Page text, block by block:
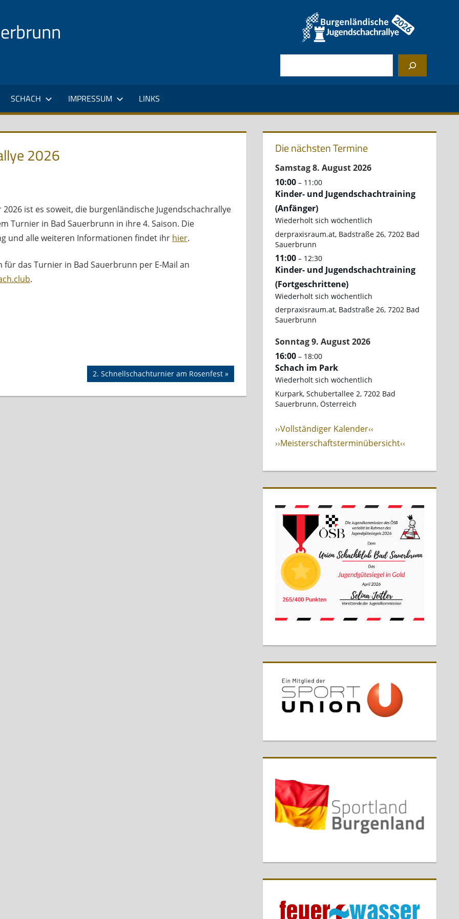
SCHACH IMPRESSUM LINKS
2026
2026 ist es soweit, die burgenländische Jugendschachrallye
Turnier in Bad Sauerbrunn in ihre 4. Saison. Die
und alle weiteren Informationen findet ihr hier.
für das Turnier in Bad Sauerbrunn per E-Mail an
.
Nächster
Beitrag:
2. Schnellschachturnier am Rosenfest
Die nächsten Termine
Samstag8. August2026
10:00 – 11:00
Kinder- und Jugendschachtraining
(Anfänger)
Wiederholt sich wöchentlich
derpraxisraum.at, Badstraße 26, 7202 Bad
Sauerbrunn
11:00 – 12:30
Kinder- und Jugendschachtraining
(Fortgeschrittene)
Wiederholt sich wöchentlich
derpraxisraum.at, Badstraße 26, 7202 Bad
Sauerbrunn
Sonntag9. August2026
16:00 – 18:00
Schach im Park
Wiederholt sich wöchentlich
Kurpark, Schubertallee 2, 7202 Bad
Sauerbrunn, Österreich
››Vollständiger Kalender‹‹
››Meisterschaftsterminübersicht‹‹